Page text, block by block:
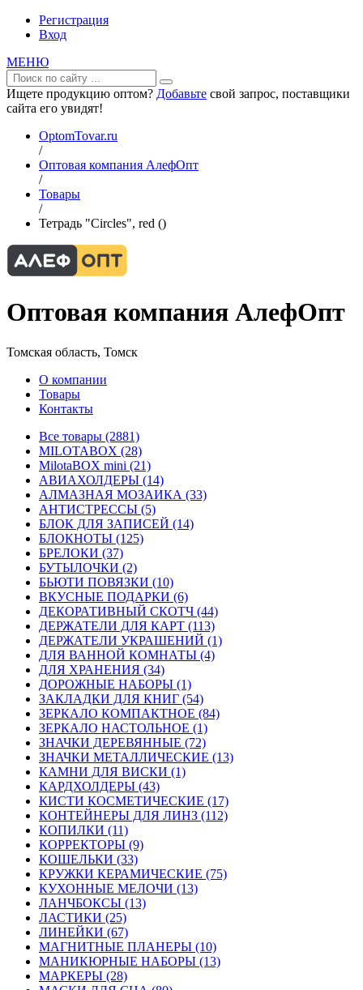
Регистрация
Вход
МЕНЮ
Ищете продукцию оптом? Добавьте свой запрос, поставщики
сайта его увидят!
OptomTovar.ru
/
Оптовая компания АлефОпт
/
Товары
/
Тетрадь "Circles", red ()
Оптовая компания АлефОпт
Томская область, Томск
О компании
Товары
Контакты
Все товары (2881)
MILOTABOX (28)
MilotaBOX mini (21)
АВИАХОЛДЕРЫ (14)
АЛМАЗНАЯ МОЗАИКА (33)
АНТИСТРЕССЫ (5)
БЛОК ДЛЯ ЗАПИСЕЙ (14)
БЛОКНОТЫ (125)
БРЕЛОКИ (37)
БУТЫЛОЧКИ (2)
БЬЮТИ ПОВЯЗКИ (10)
ВКУСНЫЕ ПОДАРКИ (6)
ДЕКОРАТИВНЫЙ СКОТЧ (44)
ДЕРЖАТЕЛИ ДЛЯ КАРТ (113)
ДЕРЖАТЕЛИ УКРАШЕНИЙ (1)
ДЛЯ ВАННОЙ КОМНАТЫ (4)
ДЛЯ ХРАНЕНИЯ (34)
ДОРОЖНЫЕ НАБОРЫ (1)
ЗАКЛАДКИ ДЛЯ КНИГ (54)
ЗЕРКАЛО КОМПАКТНОЕ (84)
ЗЕРКАЛО НАСТОЛЬНОЕ (1)
ЗНАЧКИ ДЕРЕВЯННЫЕ (72)
ЗНАЧКИ МЕТАЛЛИЧЕСКИЕ (13)
КАМНИ ДЛЯ ВИСКИ (1)
КАРДХОЛДЕРЫ (43)
КИСТИ КОСМЕТИЧЕСКИЕ (17)
КОНТЕЙНЕРЫ ДЛЯ ЛИНЗ (112)
КОПИЛКИ (11)
КОРРЕКТОРЫ (9)
КОШЕЛЬКИ (33)
КРУЖКИ КЕРАМИЧЕСКИЕ (75)
КУХОННЫЕ МЕЛОЧИ (13)
ЛАНЧБОКСЫ (13)
ЛАСТИКИ (25)
ЛИНЕЙКИ (67)
МАГНИТНЫЕ ПЛАНЕРЫ (10)
МАНИКЮРНЫЕ НАБОРЫ (13)
МАРКЕРЫ (28)